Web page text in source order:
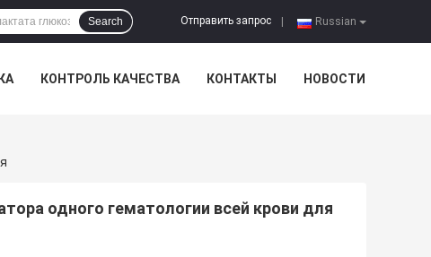
Russian
Отправить запрос
Search
КОНТРОЛЬ КАЧЕСТВА КОНТАКТЫ НОВОСТИ
одного гематологии всей крови для